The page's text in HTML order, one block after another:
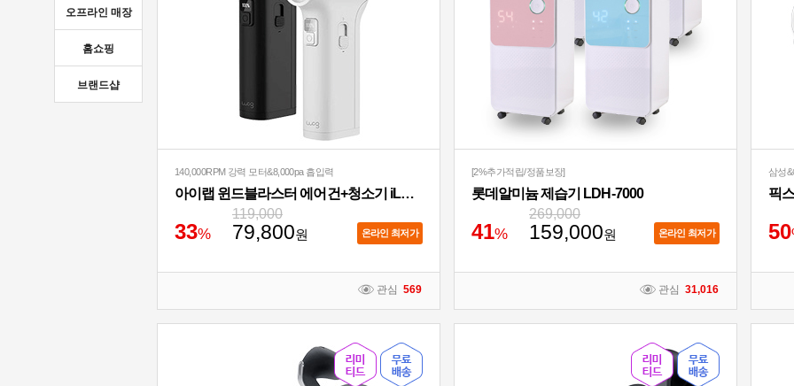
관심 569
140,000RPM 강력 모터&8,000pa 흡입력
아이랩 윈드블라스터 에어건+청소기 iLAB-WBT
33%
119,000
79,800원 온라인 최저가
관심 31,016
[2%추가적립/정품보장]
롯데알미늄 제습기 LDH-7000
41%
269,000
159,000원 온라인 최저가
삼성
50
오프라인 매장
홈쇼핑
브랜드샵